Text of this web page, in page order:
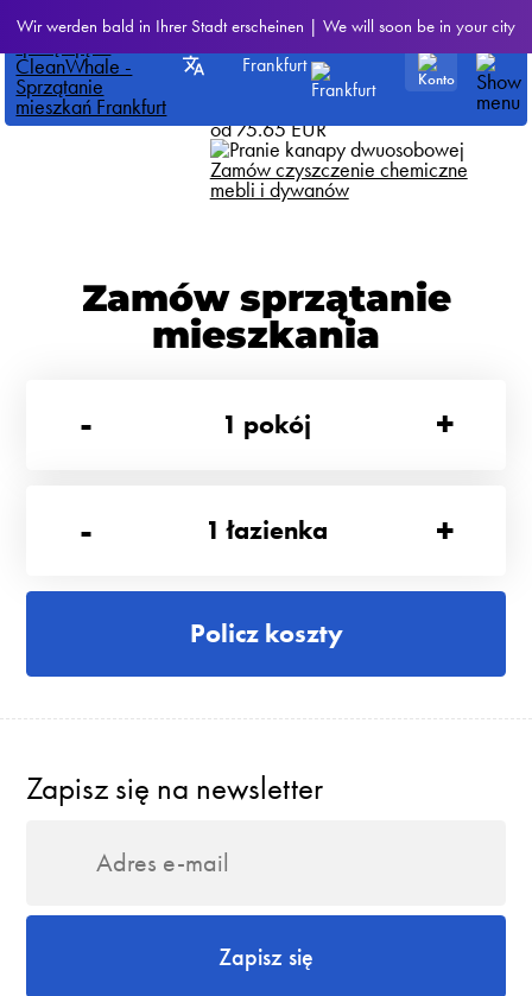
Wir werden bald in Ihrer Stadt erscheinen | We will soon be in your city
Frankfurt
usługi
Pranie kanapy dwuosobowej
od 75.65 EUR
Zamów czyszczenie chemiczne
mebli i dywanów
Zamów sprzątanie
mieszkania
-
1 pokój +
- 1 łazienka +
Policz koszty
Zapisz się na newsletter
Zapisz się